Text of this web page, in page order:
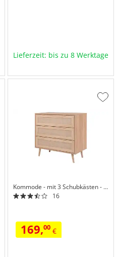
Lieferzeit: bis zu 8 Werktage
Kommode mit 3 Schubkästen
Rafia
16
169,00€
Zur